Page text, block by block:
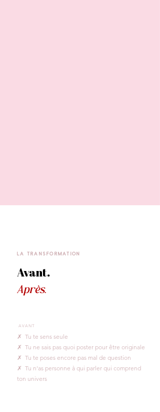
LA TRANSFORMATION
Avant.
Après.
AVANT
✗ Tu te sens seule
✗ Tu ne sais pas quoi poster pour être originale
✗ Tu te poses encore pas mal de question
✗ Tu n'as personne à qui parler qui comprend
ton univers